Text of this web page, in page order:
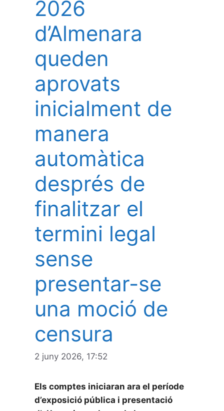
2026
d’Almenara
queden
aprovats
inicialment de
manera
automàtica
després de
finalitzar el
termini legal
sense
presentar-se
una moció de
censura
2 juny 2026, 17:52
Els comptes iniciaran ara el període
d’exposició pública i presentació